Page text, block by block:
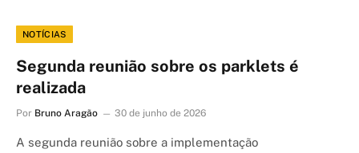
NOTÍCIAS
Segunda reunião sobre os parklets é
realizada
Por Bruno Aragão 30 de junho de 2026
A segunda reunião sobre a implementação